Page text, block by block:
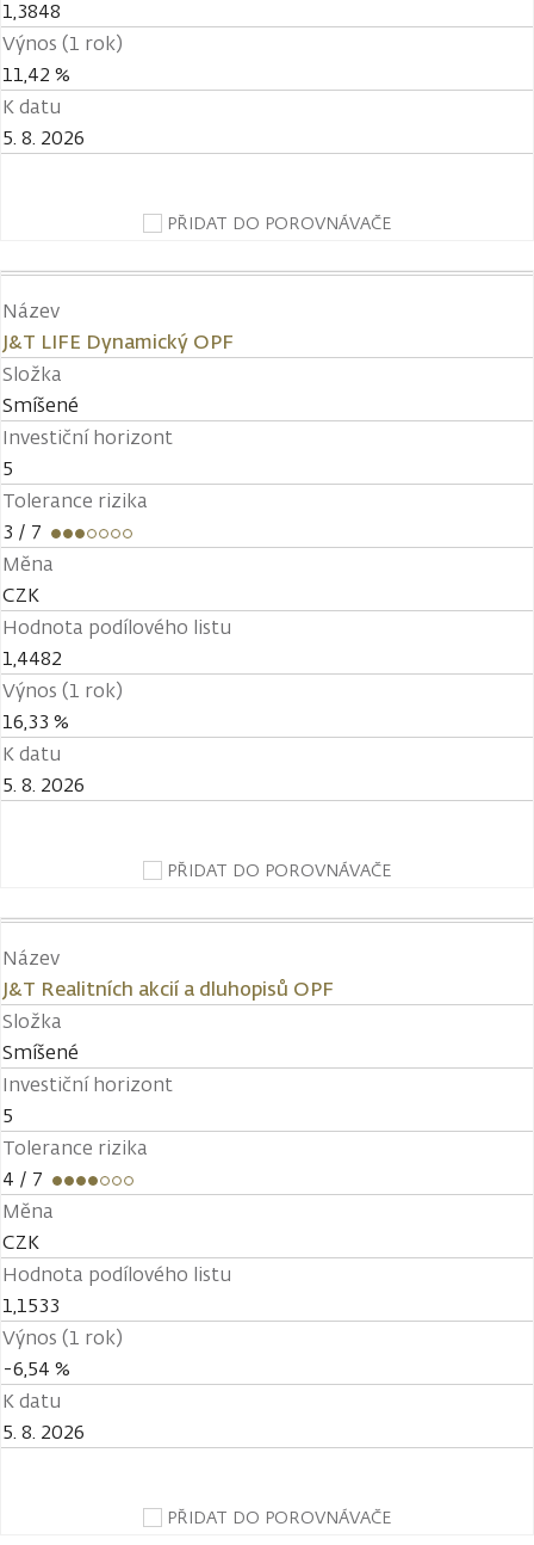
1,3848
Výnos (1 rok)
11,42 %
K datu
5. 8. 2026
PŘIDAT DO POROVNÁVAČE
Název
J&T LIFE Dynamický OPF
Složka
Smíšené
Investiční horizont
5
Tolerance rizika
3 / 7
Měna
CZK
Hodnota podílového listu
1,4482
Výnos (1 rok)
16,33 %
K datu
5. 8. 2026
PŘIDAT DO POROVNÁVAČE
Název
J&T Realitních akcií a dluhopisů OPF
Složka
Smíšené
Investiční horizont
5
Tolerance rizika
4 / 7
Měna
CZK
Hodnota podílového listu
1,1533
Výnos (1 rok)
-6,54 %
K datu
5. 8. 2026
PŘIDAT DO POROVNÁVAČE